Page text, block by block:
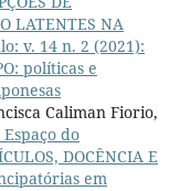
LATENTES NA
v. 14 n. 2 (2021):
políticas e
Caliman Fiorio,
do
DOCÊNCIA E
em